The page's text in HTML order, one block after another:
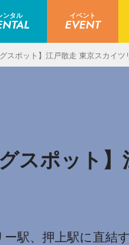
ンタル イベント
EVENT
グスポット】江戸散走 東京スカイ
スポット
駅、押上駅に直結